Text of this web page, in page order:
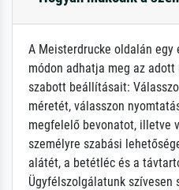
A Meisterdrucke oldalán egy
módon adhatja meg az
szabott beállításait:
méretét, válasszon
megfelelő bevonatot, illetve
személyre szabási
alátét, a betétléc és a
Ügyfélszolgálatunk